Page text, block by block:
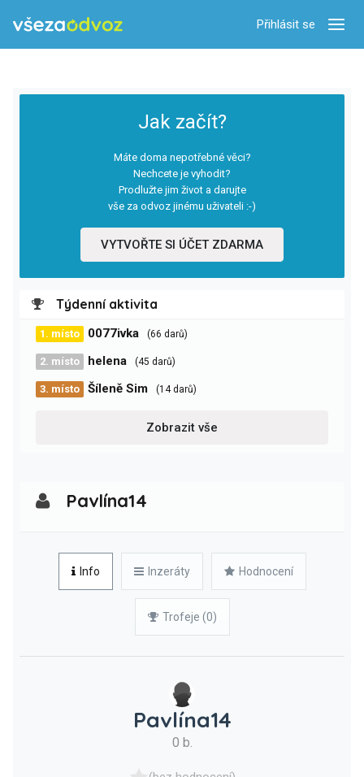
Přihlásit se
Jak začít?
Máte doma nepotřebné věci?
Nechcete je vyhodit?
Prodlužte jim život a darujte
vše za odvoz jinému uživateli :-)
VYTVOŘTE SI ÚČET ZDARMA
Týdenní aktivita
1. místo 0077ivka (66 darů)
2. místo helena (45 darů)
3. místo Šíleně Sim (14 darů)
Zobrazit vše
Pavlína14
Info Inzeráty Hodnocení
Trofeje (0)
Pavlína14
0 b.